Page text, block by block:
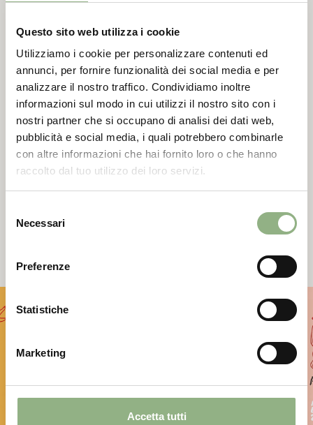
Questo sito web utilizza i cookie
Utilizziamo i cookie per personalizzare contenuti ed
annunci, per fornire funzionalità dei social media e per
analizzare il nostro traffico. Condividiamo inoltre
informazioni sul modo in cui utilizzi il nostro sito con i
nostri partner che si occupano di analisi dei dati web,
pubblicità e social media, i quali potrebbero combinarle
con altre informazioni che hai fornito loro o che hanno
raccolto dal tuo utilizzo dei loro servizi.
delNecessari
Preferenze
Statistiche
Marketing
Accetta tutti
Possibilità di abbinamento vini con 3 calici € 14
📍PRENOTA QUI
22 agosto